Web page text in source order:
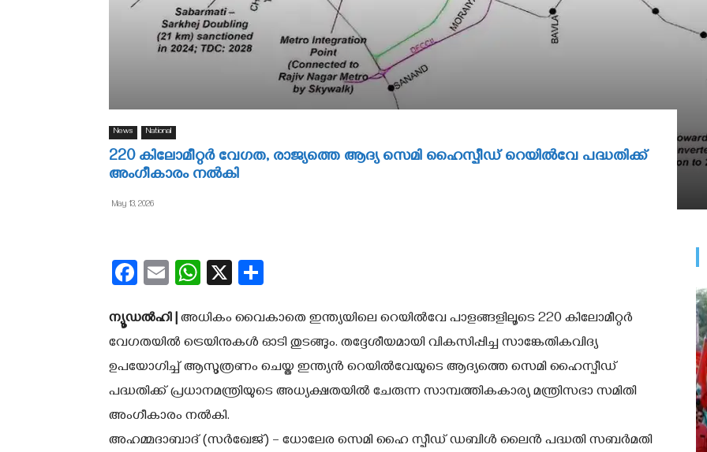
News National
220 കിലോമീറ്റര്‍ വേഗത, രാജ്യത്തെ ആദ്യ സെമി ഹൈസ്പീഡ് റെയില്‍വേ പദ്ധതിക്ക്
അംഗീകാരം നല്‍കി
May 13, 2026
Facebook
EmailWhatsApp
X
ന്യൂഡല്‍ഹി |അധികം വൈകാതെ ഇന്ത്യയിലെ റെയില്‍വേ പാളങ്ങളിലൂടെ 220 കിലോമീറ്റര്‍
വേഗതയില്‍ ട്രെയിനുകള്‍ ഓടി തുടങ്ങും. തദ്ദേശീയമായി വികസിപ്പിച്ച സാങ്കേതികവിദ്യ
ഉപയോഗിച്ച് ആസൂത്രണം ചെയ്ത ഇന്ത്യന്‍ റെയില്‍വേയുടെ ആദ്യത്തെ സെമി ഹൈസ്പീഡ്
പദ്ധതിക്ക് പ്രധാനമന്ത്രിയുടെ അധ്യക്ഷതയില്‍ ചേരുന്ന സാമ്പത്തികകാര്യ മന്ത്രിസഭാ സമിതി
അംഗീകാരം നല്‍കി.
അഹമ്മദാബാദ് (സര്‍ഖേജ്) – ധോലേര സെമി ഹൈ സ്പീഡ് ഡബിള്‍ ലൈന്‍ പദ്ധതി സബര്‍മതി